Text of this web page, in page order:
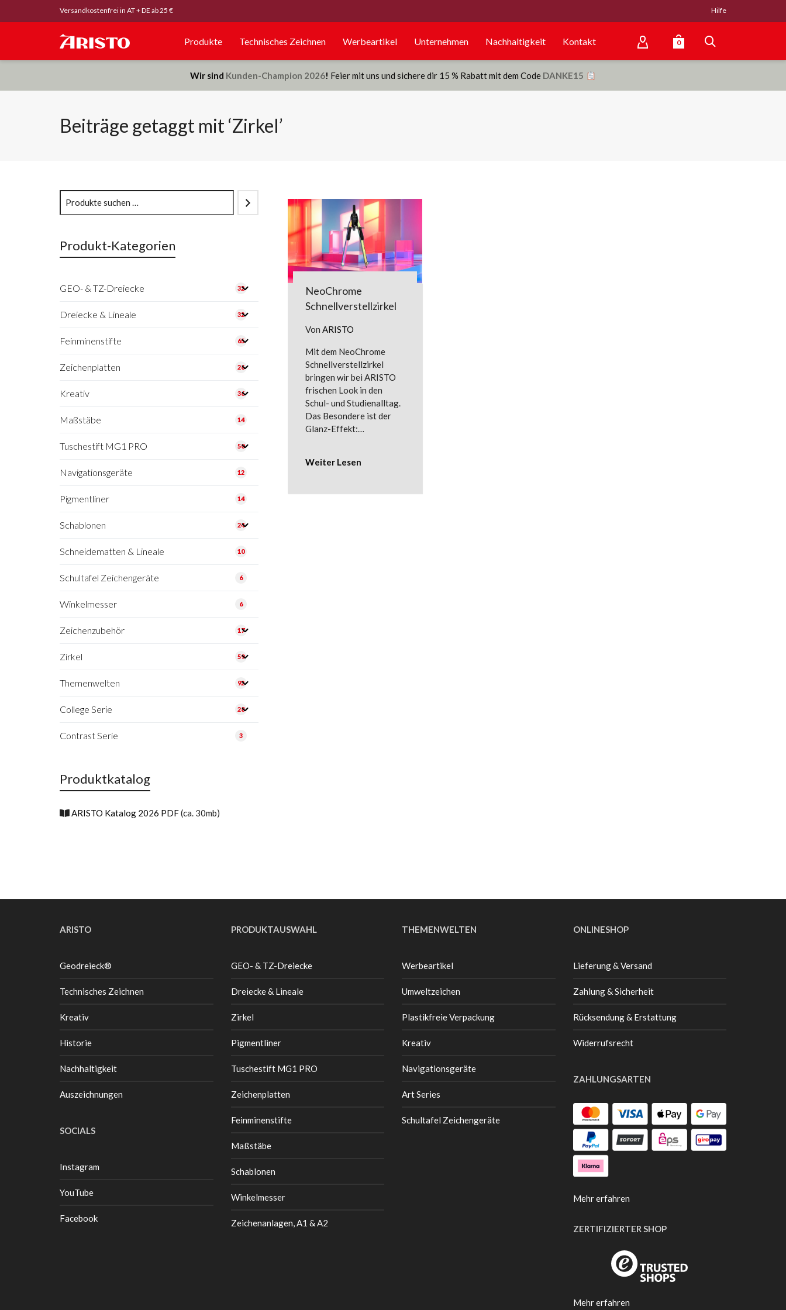
Versandkostenfrei in AT + DE ab 25 € Hilfe
Produkte Technisches Zeichnen Werbeartikel Unternehmen Nachhaltigkeit Kontakt 0
Wir sind Kunden-Champion 2026! Feier mit uns und sichere dir 15 % Rabatt mit dem Code DANKE15
Beiträge getaggt mit ‘Zirkel’
NeoChrome
Schnellverstellzirkel
Von ARISTO
Mit dem NeoChrome
Schnellverstellzirkel
bringen wir bei ARISTO
frischen Look in den
Schul- und Studienalltag.
Das Besondere ist der
Glanz-Effekt:…
Weiter Lesen
Produkt-Kategorien
GEO- & TZ-Dreiecke 32
Dreiecke & Lineale 32
Feinminenstifte 65
Zeichenplatten 26
Kreativ 36
Maßstäbe 14
Tuschestift MG1 PRO 50
Navigationsgeräte 12
Pigmentliner 14
Schablonen 24
Schneidematten & Lineale 10
Schultafel Zeichengeräte 6
Winkelmesser 6
Zeichenzubehör 17
Zirkel 59
Themenwelten 92
College Serie 28
Contrast Serie 3
Produktkatalog
ARISTO Katalog 2026 PDF(ca. 30mb)
ARISTO
Geodreieck®
Technisches Zeichnen
Kreativ
Historie
Nachhaltigkeit
Auszeichnungen
SOCIALS
Instagram
YouTube
Facebook
PRODUKTAUSWAHL
GEO- & TZ-Dreiecke
Dreiecke & Lineale
Zirkel
Pigmentliner
Tuschestift MG1 PRO
Zeichenplatten
Feinminenstifte
Maßstäbe
Schablonen
Winkelmesser
Zeichenanlagen, A1 & A2
THEMENWELTEN
Werbeartikel
Umweltzeichen
Plastikfreie Verpackung
Kreativ
Navigationsgeräte
Art Series
Schultafel Zeichengeräte
ONLINESHOP
Lieferung & Versand
Zahlung & Sicherheit
Rücksendung & Erstattung
Widerrufsrecht
ZAHLUNGSARTEN
Mehr erfahren
ZERTIFIZIERTER SHOP
Mehr erfahren